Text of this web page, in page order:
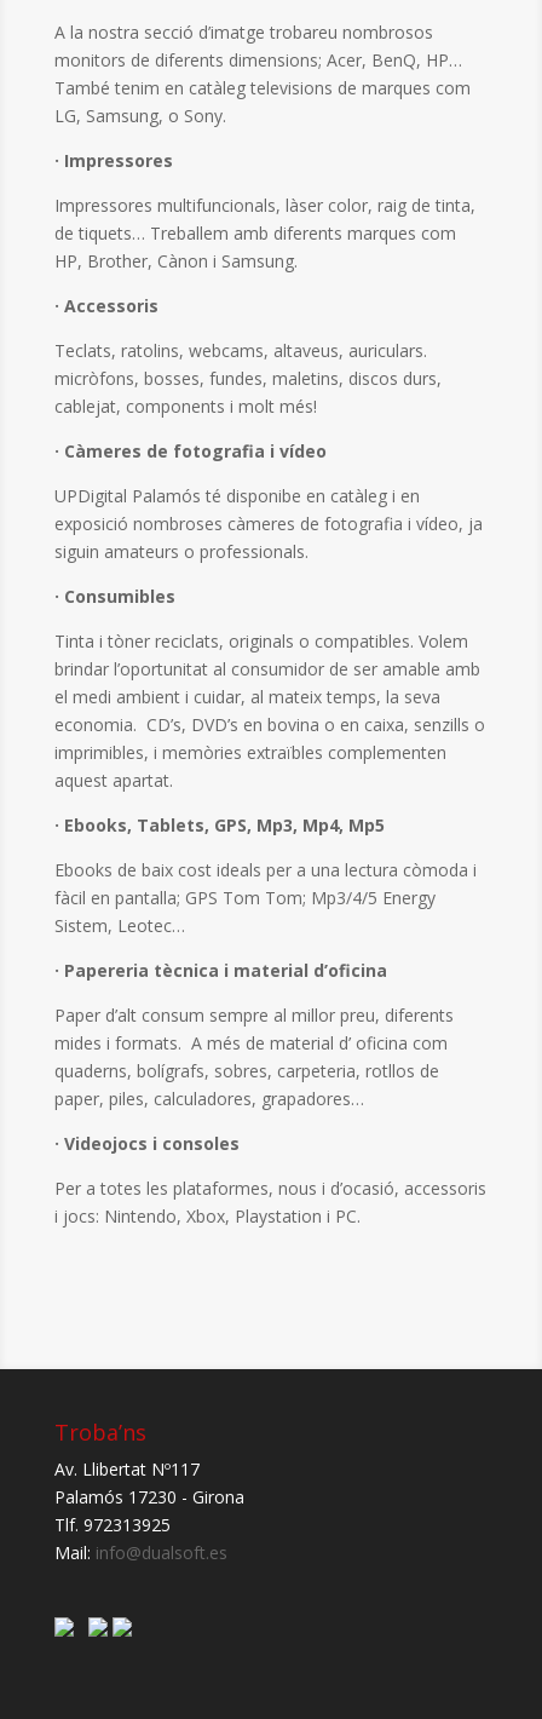
A la nostra secció d’imatge trobareu nombrosos
monitors de diferents dimensions; Acer, BenQ, HP…
També tenim en catàleg televisions de marques com
LG, Samsung, o Sony.
· Impressores
Impressores multifuncionals, làser color, raig de tinta,
de tiquets… Treballem amb diferents marques com
HP, Brother, Cànon i Samsung.
· Accessoris
Teclats, ratolins, webcams, altaveus, auriculars.
micròfons, bosses, fundes, maletins, discos durs,
cablejat, components i molt més!
· Càmeres de fotografia i vídeo
UPDigital Palamós té disponibe en catàleg i en
exposició nombroses càmeres de fotografia i vídeo, ja
siguin amateurs o professionals.
· Consumibles
Tinta i tòner reciclats, originals o compatibles. Volem
brindar l’oportunitat al consumidor de ser amable amb
el medi ambient i cuidar, al mateix temps, la seva
economia. CD’s, DVD’s en bovina o en caixa, senzills o
imprimibles, i memòries extraïbles complementen
aquest apartat.
· Ebooks, Tablets, GPS, Mp3, Mp4, Mp5
Ebooks de baix cost ideals per a una lectura còmoda i
fàcil en pantalla; GPS Tom Tom; Mp3/4/5 Energy
Sistem, Leotec…
· Papereria tècnica i material d’oficina
Paper d’alt consum sempre al millor preu, diferents
mides i formats. A més de material d’ oficina com
quaderns, bolígrafs, sobres, carpeteria, rotllos de
paper, piles, calculadores, grapadores…
· Videojocs i consoles
Per a totes les plataformes, nous i d’ocasió, accessoris
i jocs: Nintendo, Xbox, Playstation i PC.
Troba’ns
Av. Llibertat Nº117
Palamós 17230 - Girona
Tlf. 972313925
Mail: info@dualsoft.es